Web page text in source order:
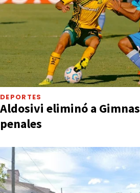
DEPORTES
Aldosivi eliminó a
penales